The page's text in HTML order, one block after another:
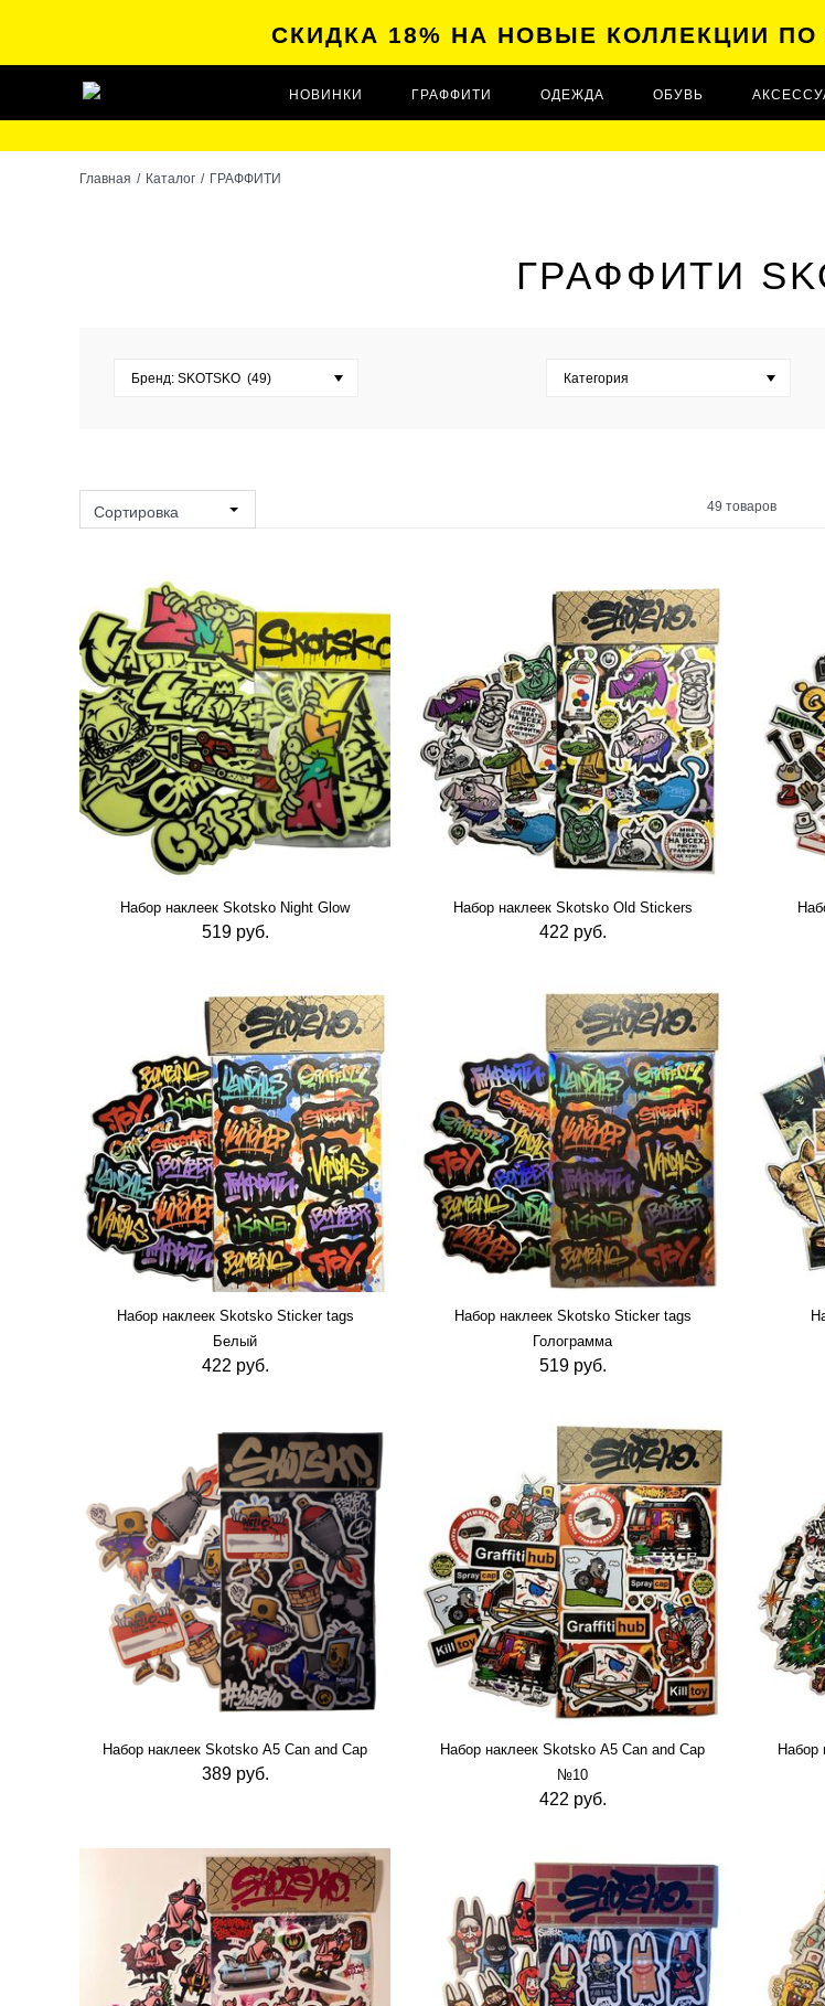
СКИДКА 18% НА НОВЫЕ КОЛЛЕКЦИИ ПО
НОВИНКИ ГРАФФИТИ ОДЕЖДА ОБУВЬ
Главная / Каталог / ГРАФФИТИ
ГРАФФИТИ
Бренд: SKOTSKO (49)
BLA BRAND (3
FINECOLOUR (
GROG (28)
JETA SAFETY (1)
LOOP (16)
MADSKILLS (3)
MAKERSTREET (1)
MOLOTOW (18)
MONTANA (16
RUSSIAN ROULETTE
SKOTSKO (49)
STYLEFILE (1)
TOUCH (4)
TRANE ( 2)
UNIVERSALL (1)
USTYLES (31)
Категория
Корпуса для маркеров
(0)
Краска (0)
Кэпы (0)
Лаки (0)
Маркер (0)
Маркеры восковые (
Маркеры для скетчей
(0)
)
Маркеры помповые (
Наклейки (23)
Перчатки (0)
Перья для маркера (
Прочистка кэпов (0
Сквизеры (0)
Скетчбуки (0)
Сувениры (23)
Сумки (0)
Фильтры (0)
Холст (3)
Сортировка 49 товаров
Набор наклеек Skotsko Night Glow
519 руб.
Набор наклеек Skotsko Old Stickers
422 руб.
Набор наклеек Skotsko Sticker tags
Белый
422 руб.
Набор наклеек Skotsko Sticker tags
Голограмма
519 руб.
Набор наклеек Skotsko А5 Can and Cap
389 руб.
Набор наклеек Skotsko А5 Can and Cap
№10
422 руб.
Набор